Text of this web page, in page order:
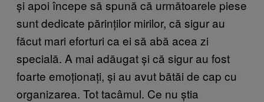
și apoi începe să spună că următoarele piese
sunt dedicate părinților mirilor, că sigur au
făcut mari eforturi ca ei să abă acea zi
specială. A mai adăugat și că sigur au fost
foarte emoționați, și au avut bătăi de cap cu
organizarea. Tot tacâmul. Ce nu știa